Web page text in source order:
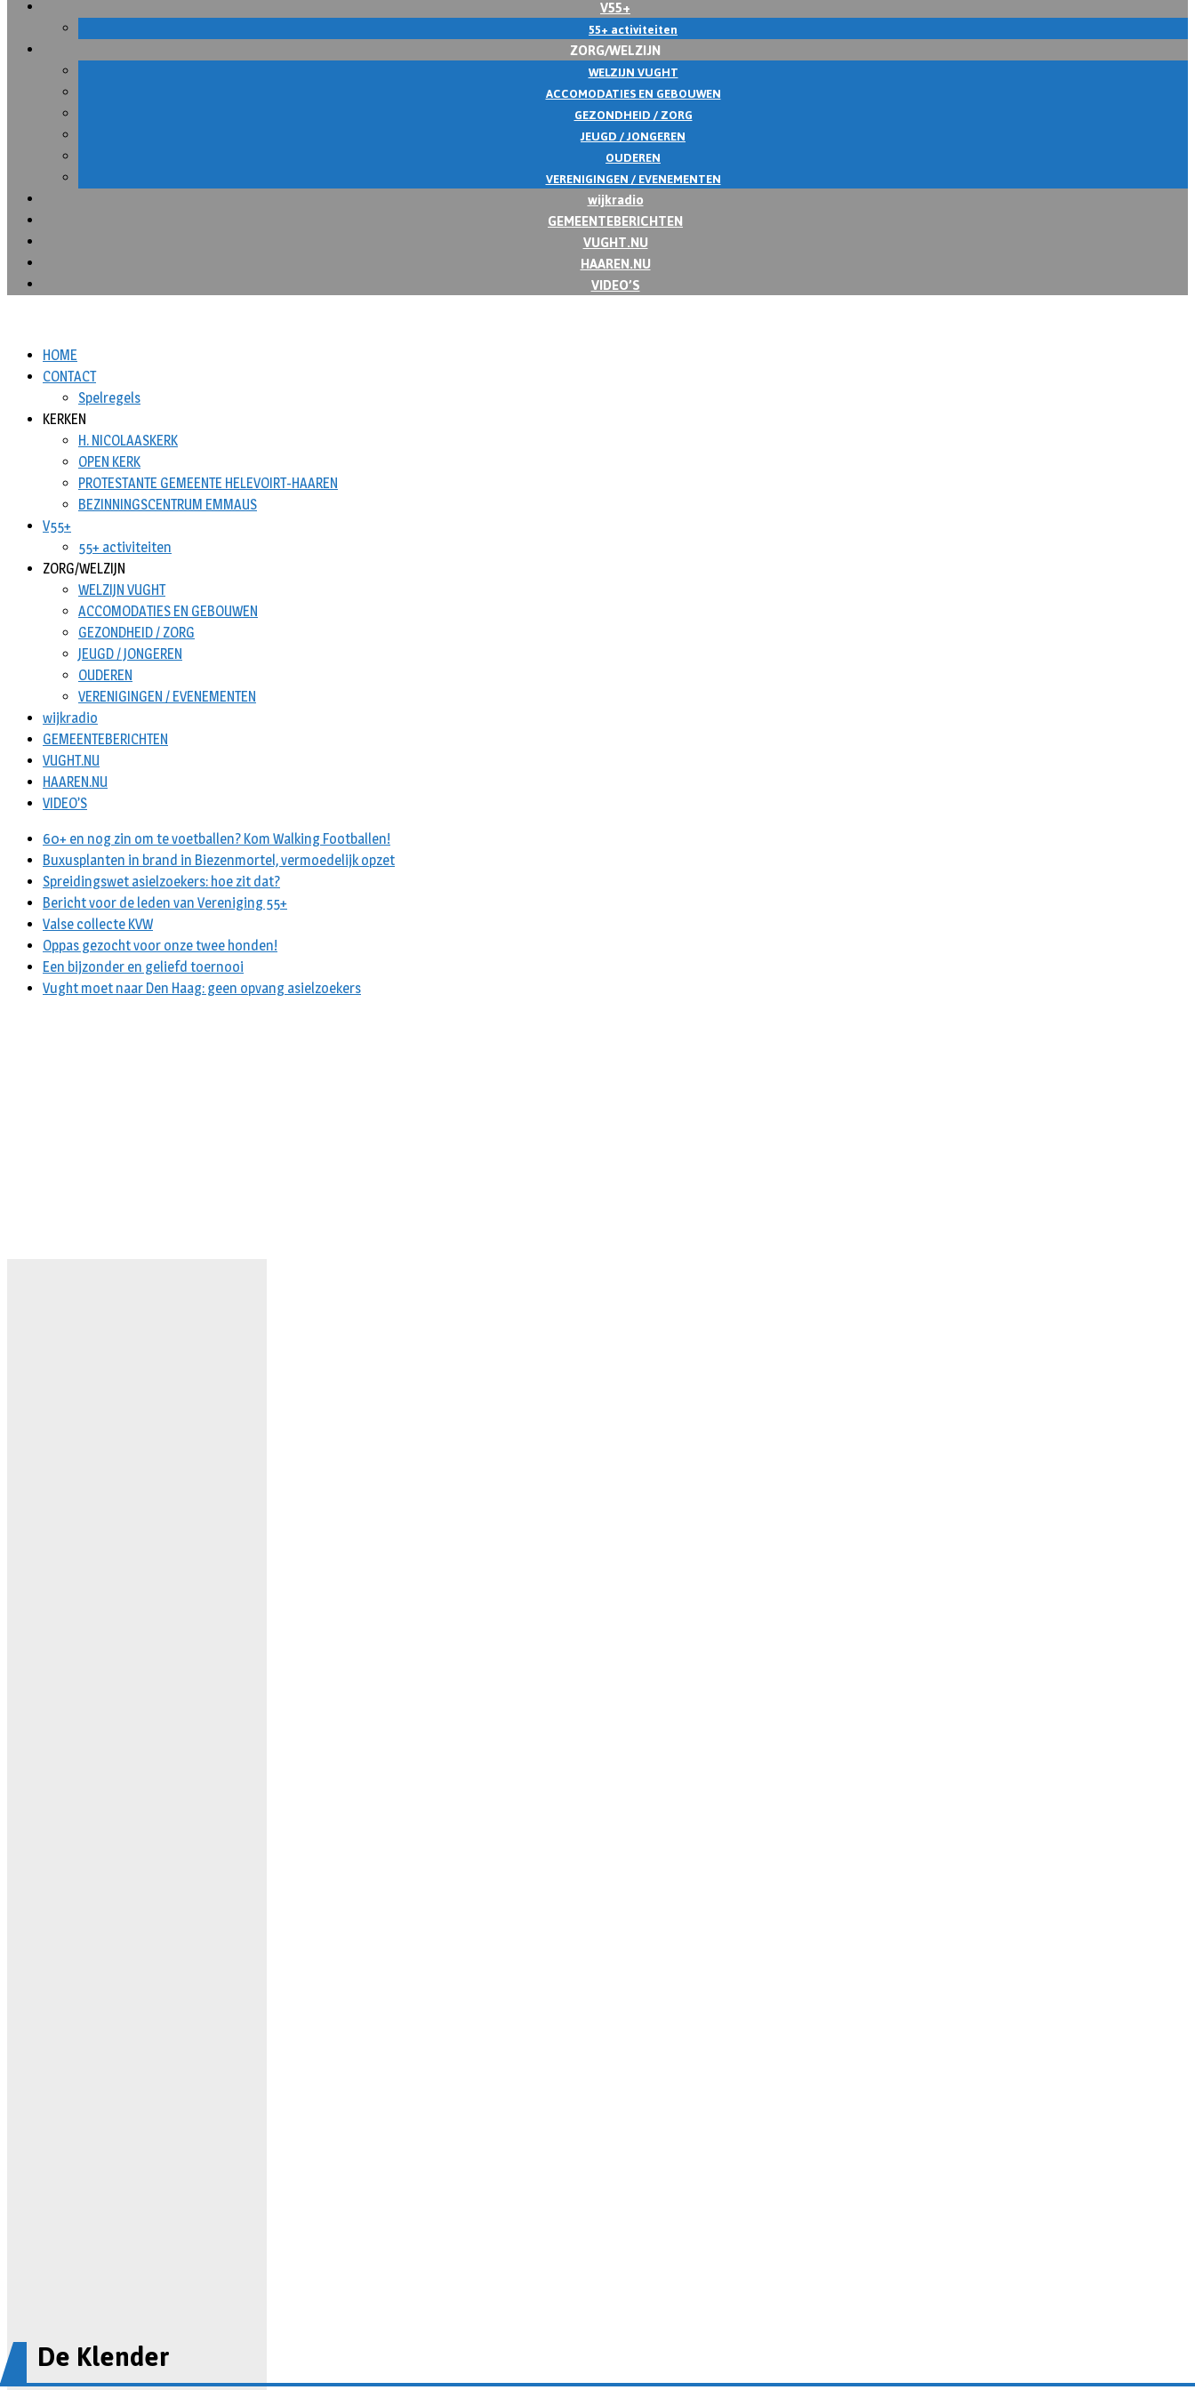
V55+
55+ activiteiten
ZORG/WELZIJN
WELZIJN VUGHT
ACCOMODATIES EN GEBOUWEN
GEZONDHEID / ZORG
JEUGD / JONGEREN
OUDEREN
VERENIGINGEN / EVENEMENTEN
wijkradio
GEMEENTEBERICHTEN
VUGHT.NU
HAAREN.NU
VIDEO’S
HOME
CONTACT
Spelregels
KERKEN
H. NICOLAASKERK
OPEN KERK
PROTESTANTE GEMEENTE HELEVOIRT-HAAREN
BEZINNINGSCENTRUM EMMAUS
V55+
55+ activiteiten
ZORG/WELZIJN
WELZIJN VUGHT
ACCOMODATIES EN GEBOUWEN
GEZONDHEID / ZORG
JEUGD / JONGEREN
OUDEREN
VERENIGINGEN / EVENEMENTEN
wijkradio
GEMEENTEBERICHTEN
VUGHT.NU
HAAREN.NU
VIDEO’S
60+ en nog zin om te voetballen? Kom Walking Footballen!
Buxusplanten in brand in Biezenmortel, vermoedelijk opzet
Spreidingswet asielzoekers: hoe zit dat?
Bericht voor de leden van Vereniging 55+
Valse collecte KVW
Oppas gezocht voor onze twee honden!
Een bijzonder en geliefd toernooi
Vught moet naar Den Haag: geen opvang asielzoekers
De Klender